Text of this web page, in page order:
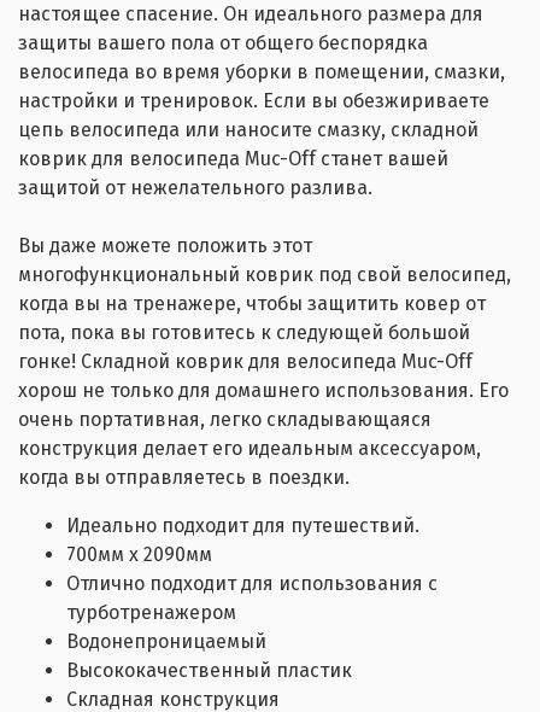
настоящее спасение. Он идеального размера для
защиты вашего пола от общего беспорядка
велосипеда во время уборки в помещении, смазки,
настройки и тренировок. Если вы обезжириваете
цепь велосипеда или наносите смазку, складной
коврик для велосипеда Muc-Off станет вашей
защитой от нежелательного разлива.
Вы даже можете положить этот
многофункциональный коврик под свой велосипед,
когда вы на тренажере, чтобы защитить ковер от
пота, пока вы готовитесь к следующей большой
гонке! Складной коврик для велосипеда Muc-Off
хорош не только для домашнего использования. Его
очень портативная, легко складывающаяся
конструкция делает его идеальным аксессуаром,
когда вы отправляетесь в поездки.
Идеально подходит для путешествий.
700мм х 2090мм
Отлично подходит для использования с
турботренажером
Водонепроницаемый
Высококачественный пластик
Складная конструкция